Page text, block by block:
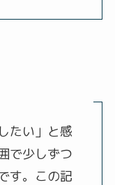
たい」と感
で少しずつ
す。この記